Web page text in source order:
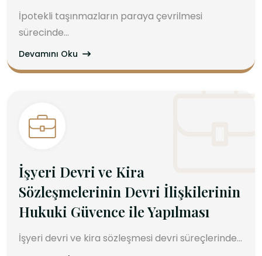
İpotekli taşınmazların paraya çevrilmesi
sürecinde...
Devamını Oku
İşyeri Devri ve Kira
Sözleşmelerinin Devri İlişkilerinin
Hukuki Güvence ile Yapılması
İşyeri devri ve kira sözleşmesi devri süreçlerinde...